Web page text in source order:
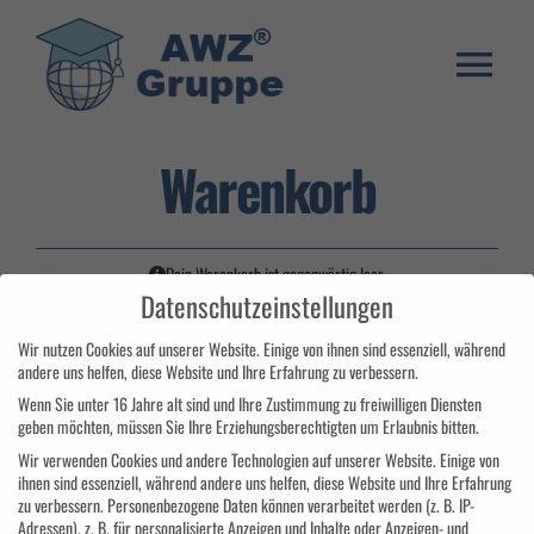
springen
Stellenangebote
Franchise System
E-Learning Login
Warenkorb
Dein Warenkorb ist gegenwärtig leer.
Zurück zum Shop
Datenschutzeinstellungen
Wir nutzen Cookies auf unserer Website. Einige von ihnen sind essenziell, während
andere uns helfen, diese Website und Ihre Erfahrung zu verbessern.
Wenn Sie unter 16 Jahre alt sind und Ihre Zustimmung zu freiwilligen Diensten
geben möchten, müssen Sie Ihre Erziehungsberechtigten um Erlaubnis bitten.
Wir verwenden Cookies und andere Technologien auf unserer Website. Einige von
ihnen sind essenziell, während andere uns helfen, diese Website und Ihre Erfahrung
zu verbessern. Personenbezogene Daten können verarbeitet werden (z. B. IP-
Adressen), z. B. für personalisierte Anzeigen und Inhalte oder Anzeigen- und